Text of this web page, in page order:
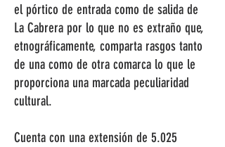
el pórtico de entrada como de salida de
La Cabrera por lo que no es extraño que,
etnográficamente, comparta rasgos tanto
de una como de otra comarca lo que le
proporciona una marcada peculiaridad
cultural.
Cuenta con una extensión de 5.025